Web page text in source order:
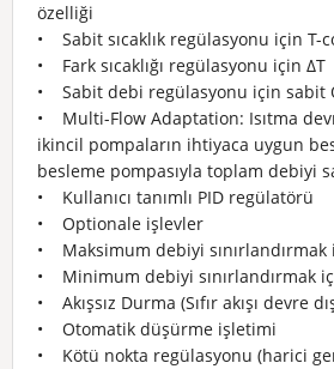
özelliği
• Sabit sıcaklık regülasyonu için T-
• Fark sıcaklığı regülasyonu için ΔT
• Sabit debi regülasyonu için sabit
• Multi-Flow Adaptation: Isıtma
ikincil pompaların ihtiyaca uygun
besleme pompasıyla toplam debiyi
• Kullanıcı tanımlı PID regülatörü
• Optionale işlevler
• Maksimum debiyi sınırlandırmak
• Minimum debiyi sınırlandırmak
• Akışsız Durma (Sıfır akışı devre
• Otomatik düşürme işletimi
• Kötü nokta regülasyonu (harici